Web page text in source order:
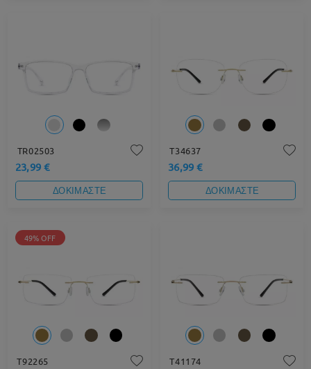
TR02503
23,99 €
ΔΟΚΙΜΑΣΤΕ
T34637
36,99 €
ΔΟΚΙΜΑΣΤΕ
49% OFF
T92265 T41174